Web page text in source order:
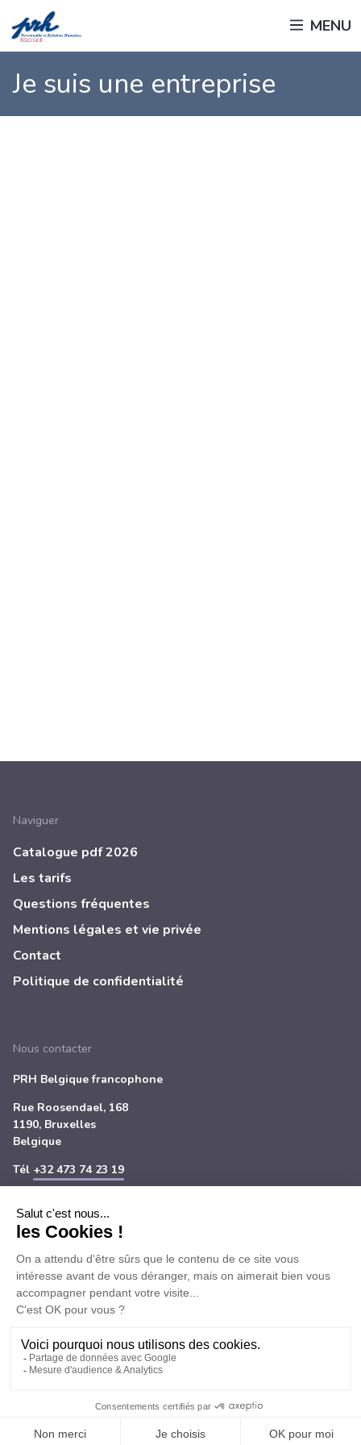
au
contenu
MENU
Rechercher Mon Mon
Je suis une entreprise
Naviguer
Catalogue pdf 2026
Les tarifs
Questions fréquentes
Mentions légales et vie privée
Contact
Politique de confidentialité
Nous contacter
PRH Belgique francophone
Rue Roosendael, 168
1190, Bruxelles
Belgique
Tél +32 473 74 23 19
Nous suivre
Inscrivez-vous à notre newsletter
Nous
retrouver
Nous
retrouver
Nous
retrouver
Nous
retrouver